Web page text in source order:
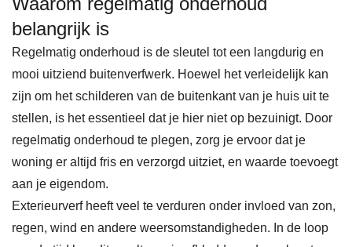
belangrijk is
Regelmatig onderhoud is de sleutel tot een langdurig en
mooi uitziend buitenverfwerk. Hoewel het verleidelijk kan
zijn om het schilderen van de buitenkant van je huis uit te
stellen, is het essentieel dat je hier niet op bezuinigt. Door
regelmatig onderhoud te plegen, zorg je ervoor dat je
woning er altijd fris en verzorgd uitziet, en waarde toevoegt
aan je eigendom.
Exterieurverf heeft veel te verduren onder invloed van zon,
regen, wind en andere weersomstandigheden. In de loop